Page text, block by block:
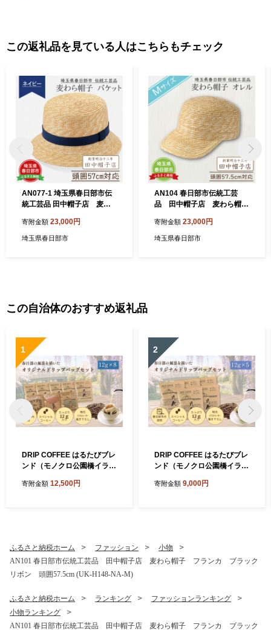
この返礼品を見ている人はこちらもチェック
AN077-1 埼玉県春日部市伝
統工芸品 田中帽子店 麦わ
リボン）頭囲57cm(UK-H12
0-NV)
寄附金額 23,000円
埼玉県春日部市
AN104 春日部市伝統工芸
品 田中帽子店 麦わら帽
57.5cm (UK-H151-NA-M)
寄附金額 23,000円
埼玉県春日部市
この自治体のおすすめ返礼品
1
DRIP COFFEE はるたびブレ
ンド（モノクロ公園橋イラス
公園橋・藤イラスト）3パッ
フト 贈り物】（DL003）
寄附金額 12,500円
2
DRIP COFFEE はるたびブレ
ンド（モノクロ公園橋イラス
市 自家焙煎 ドリップバッグ
寄附金額 9,000円
ふるさと納税ホーム ファッション
小物
AN101 春日部市伝統工芸品 田中帽子店 麦わら帽子 フランカ ブラック
リボン 頭囲57.5cm (UK-H148-NA-M)
ふるさと納税ホーム ランキング
ファッションランキング
小物ランキング
AN101 春日部市伝統工芸品 田中帽子店 麦わら帽子 フランカ ブラック